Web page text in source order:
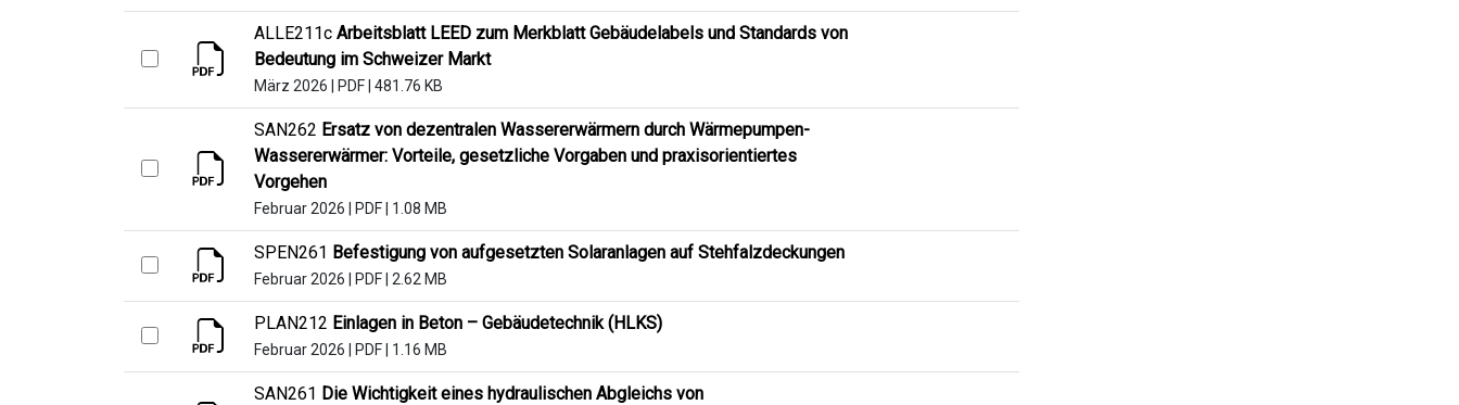
ALLE211c Arbeitsblatt LEED zum Merkblatt Gebäudelabels und Standards von
Bedeutung im Schweizer Markt
März 2026 PDF 481.76 KB
SAN262 Ersatz von dezentralen Wassererwärmern durch Wärmepumpen-
Wassererwärmer: Vorteile, gesetzliche Vorgaben und praxisorientiertes
Vorgehen
Februar 2026 PDF 1.08 MB
SPEN261 Befestigung von aufgesetzten Solaranlagen auf Stehfalzdeckungen
Februar 2026 PDF 2.62 MB
PLAN212 Einlagen in Beton – Gebäudetechnik (HLKS)
Februar 2026 PDF 1.16 MB
SAN261 Die Wichtigkeit eines hydraulischen Abgleichs von